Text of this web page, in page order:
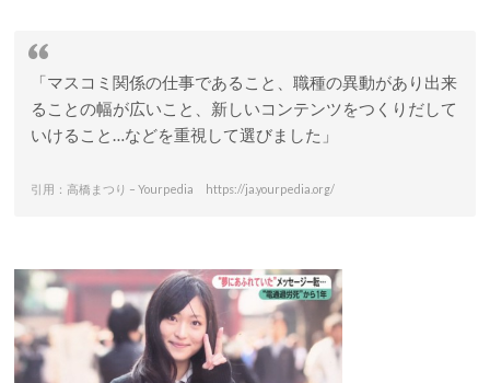
「マスコミ関係の仕事であること、職種の異動があり出来
ることの幅が広いこと、新しいコンテンツをつくりだして
いけること…などを重視して選びました」
引用：高橋まつり – Yourpedia https://ja.yourpedia.org/